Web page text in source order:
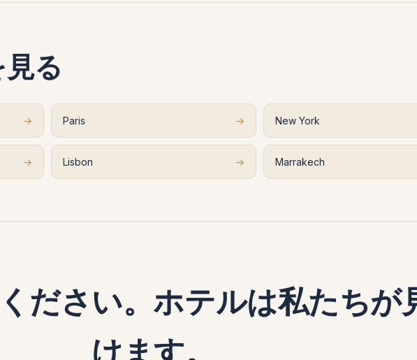
る
→ Paris → New York
→ Lisbon → Marrakech
ださい。ホテルは私たちが